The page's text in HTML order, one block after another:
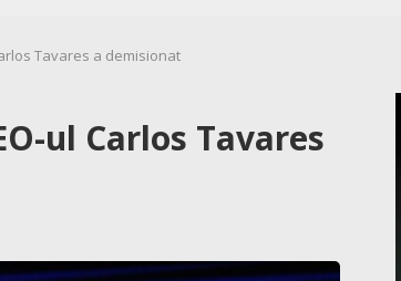
Tavares a demisionat
ul Carlos Tavares